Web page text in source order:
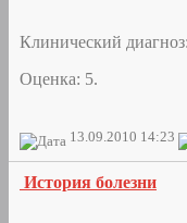
Клинический
Оценка: 5.
13.09.2010 14:23
История болезни